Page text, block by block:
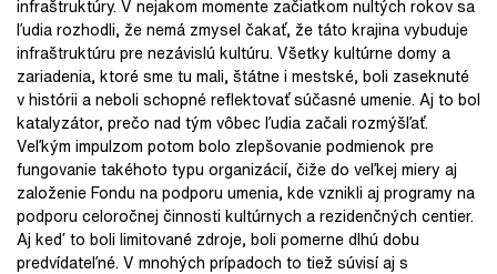
infraštruktúry. V nejakom momente začiatkom nultých rokov sa
ľudia rozhodli, že nemá zmysel čakať, že táto krajina vybuduje
infraštruktúru pre nezávislú kultúru. Všetky kultúrne domy a
zariadenia, ktoré sme tu mali, štátne i mestské, boli zaseknuté
v histórii a neboli schopné reflektovať súčasné umenie. Aj to bol
katalyzátor, prečo nad tým vôbec ľudia začali rozmýšľať.
Veľkým impulzom potom bolo zlepšovanie podmienok pre
fungovanie takéhoto typu organizácií, čiže do veľkej miery aj
založenie Fondu na podporu umenia, kde vznikli aj programy na
podporu celoročnej činnosti kultúrnych a rezidenčných centier.
Aj keď to boli limitované zdroje, boli pomerne dlhú dobu
predvídateľné. V mnohých prípadoch to tiež súvisí aj s